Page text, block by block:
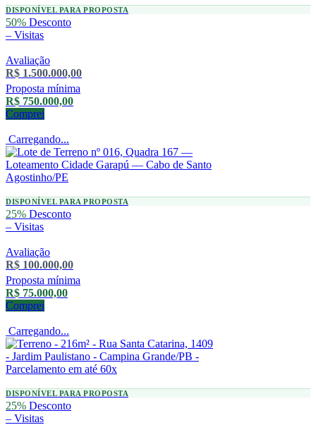
DISPONÍVEL PARA PROPOSTA
50% Desconto
– Visitas
Avaliação
R$ 1.500.000,00
Proposta mínima
R$ 750.000,00
Comprei
Carregando...
DISPONÍVEL PARA PROPOSTA
25% Desconto
– Visitas
Avaliação
R$ 100.000,00
Proposta mínima
R$ 75.000,00
Comprei
Carregando...
DISPONÍVEL PARA PROPOSTA
25% Desconto
– Visitas